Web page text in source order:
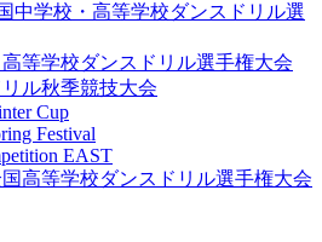
中学校・高等学校ダンスドリル選
等学校ダンスドリル選手権大会
ル秋季競技大会
Cup
Festival
EAST
高等学校ダンスドリル選手権大会